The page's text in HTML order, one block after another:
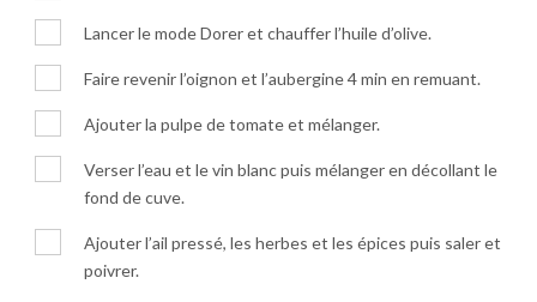
Lancer le mode Dorer et chauffer l’huile d’olive.
Faire revenir l’oignon et l’aubergine 4 min en remuant.
Ajouter la pulpe de tomate et mélanger.
Verser l’eau et le vin blanc puis mélanger en décollant le
fond de cuve.
Ajouter l’ail pressé, les herbes et les épices puis saler et
poivrer.